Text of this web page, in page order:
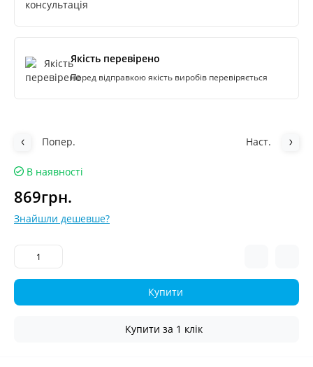
Якість перевірено
Перед відправкою якість виробів перевіряється
Попер. Наст.
В наявності
869грн.
Знайшли дешевше?
Купити
Купити за 1 клiк